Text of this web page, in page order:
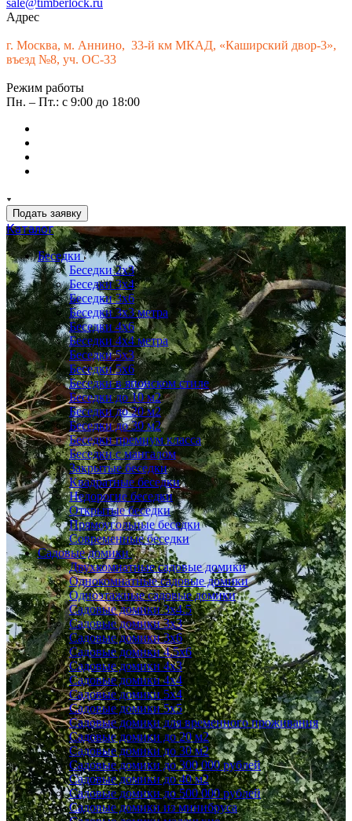
sale@timberlock.ru
Адрес
г. Москва, м. Аннино, 33-й км МКАД, «Каширский двор-3»,
въезд №8, уч. ОС-33
Режим работы
Пн. – Пт.: с 9:00 до 18:00
Подать заявку
Каталог
Беседки
Беседки 2x3
Беседки 3x4
Беседки 3x6
Беседки 3х3 метра
Беседки 4x6
Беседки 4х4 метра
Беседки 5x3
Беседки 5x6
Беседки в японском стиле
Беседки до 10 м2
Беседки до 20 м2
Беседки до 30 м2
Беседки премиум класса
Беседки с мангалом
Закрытые беседки
Квадратные беседки
Недорогие беседки
Открытые беседки
Прямоугольные беседки
Современные беседки
Садовые домики
Двухкомнатные садовые домики
Однокомнатные садовые домики
Одноэтажные садовые домики
Садовые домики 3x4.5
Садовые домики 3х3
Садовые домики 3х6
Садовые домики 4.5x6
Садовые домики 4x3
Садовые домики 4x4
Садовые домики 5х4
Садовые домики 5х5
Садовые домики для временного проживания
Садовые домики до 20 м2
Садовые домики до 30 м2
Садовые домики до 300 000 рублей
Садовые домики до 40 м2
Садовые домики до 500 000 рублей
Садовые домики из минибруса